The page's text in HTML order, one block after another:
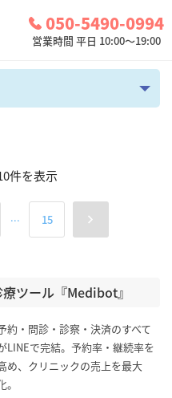
050-5490-0994
営業時間 平日 10:00～19:00
域
検索
件を表示
... 15
ツール『Medibot』
約・問診・診察・決済のすべて
LINEで完結。予約率・継続率を
め、クリニックの売上を最大
。